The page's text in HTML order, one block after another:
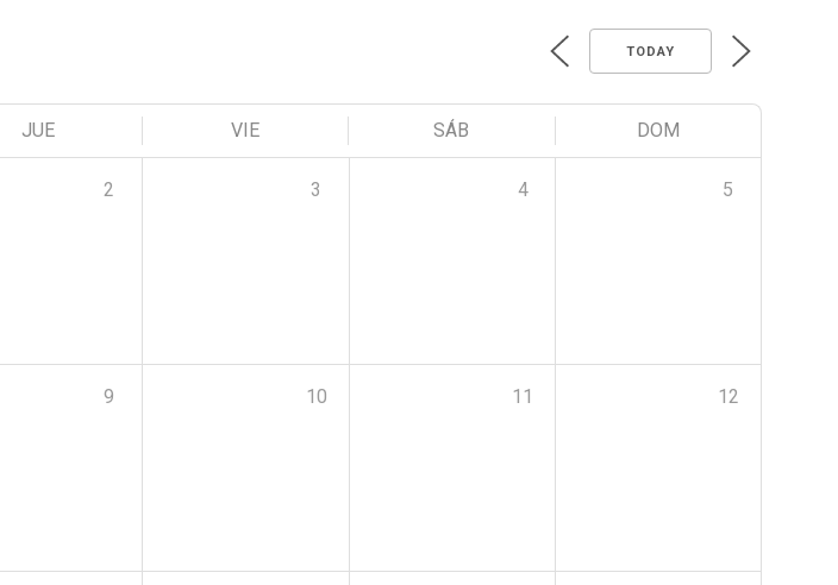
TODAY
JUE VIE SÁB DOM
2 3 4 5
9 10 11 12